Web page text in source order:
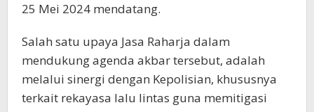
25 Mei 2024 mendatang.
Salah satu upaya Jasa Raharja dalam
mendukung agenda akbar tersebut, adalah
melalui sinergi dengan Kepolisian, khususnya
terkait rekayasa lalu lintas guna memitigasi